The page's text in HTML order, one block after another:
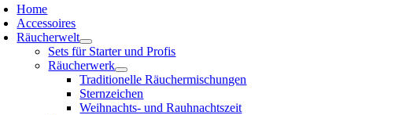
Home
Accessoires
Räucherwelt
Sets für Starter und Profis
Räucherwerk
Traditionelle Räuchermischungen
Sternzeichen
Weihnachts- und Rauhnachtszeit